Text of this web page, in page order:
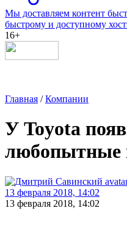
Мы доставляем контент
быстрому и доступному
16+
Главная /Компании
У Toyota
любопытные
13 февраля 2018, 14:02
13 февраля 2018, 14:02